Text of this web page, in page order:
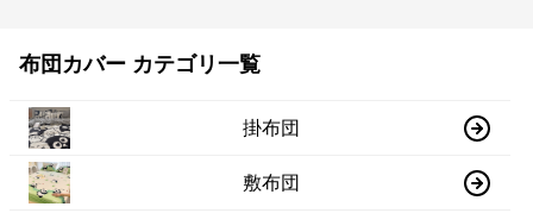
布団カバー カテゴリ一覧
掛布団
敷布団